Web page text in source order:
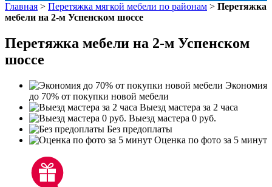
Главная > Перетяжка мягкой мебели по районам > Перетяжка
мебели на 2-м Успенском шоссе
Перетяжка мебели на 2-м Успенском
шоссе
Экономия
до 70% от покупки новой мебели
Выезд мастера за 2 часа
Выезд мастера 0 руб.
Без предоплаты
Оценка по фото за 5 минут